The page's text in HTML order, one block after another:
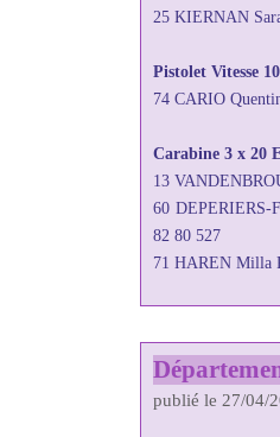
25 KIERNAN
Pistolet Vitesse
74 CARIO
Carabine 3 x 20
13
60 DEPERIERS-
82 80 527
71 HAREN Milla
publié le 27/04/